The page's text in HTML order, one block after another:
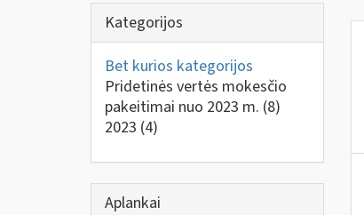
Kategorijos
Bet kurios kategorijos
Pridetinės vertės mokesčio
pakeitimai nuo 2023 m. (8)
2023 (4)
Aplankai